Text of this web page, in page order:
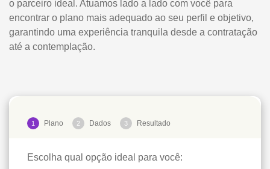
o parceiro ideal. Atuamos lado a lado com você para
encontrar o plano mais adequado ao seu perfil e objetivo,
garantindo uma experiência tranquila desde a contratação
até a contemplação.
1 Plano 2 Dados 3 Resultado
Escolha qual opção ideal para você: